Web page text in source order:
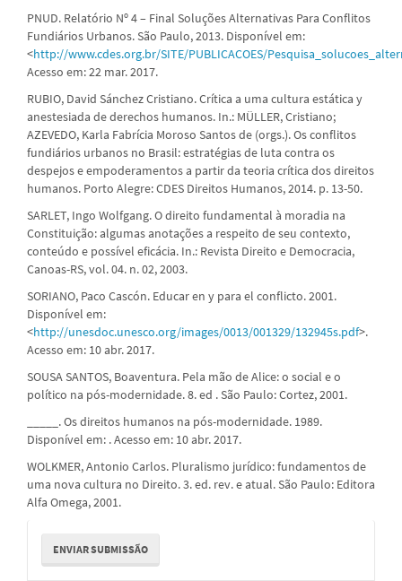
PNUD. Relatório Nº 4 – Final Soluções Alternativas Para Conflitos
Fundiários Urbanos. São Paulo, 2013. Disponível em:
<http://www.cdes.org.br/SITE/PUBLICACOES/
Acesso em: 22 mar. 2017.
RUBIO, David Sánchez Cristiano. Crítica a uma cultura estática y
anestesiada de derechos humanos. In.: MÜLLER, Cristiano;
AZEVEDO, Karla Fabrícia Moroso Santos de (orgs.). Os conflitos
fundiários urbanos no Brasil: estratégias de luta contra os
despejos e empoderamentos a partir da teoria crítica dos direitos
humanos. Porto Alegre: CDES Direitos Humanos, 2014. p. 13-50.
SARLET, Ingo Wolfgang. O direito fundamental à moradia na
Constituição: algumas anotações a respeito de seu contexto,
conteúdo e possível eficácia. In.: Revista Direito e Democracia,
Canoas-RS, vol. 04. n. 02, 2003.
SORIANO, Paco Cascón. Educar en y para el conflicto. 2001.
Disponível em:
<http://unesdoc.unesco.org/images/0013/001329/132945s.pdf>.
Acesso em: 10 abr. 2017.
SOUSA SANTOS, Boaventura. Pela mão de Alice: o social e o
político na pós-modernidade. 8. ed . São Paulo: Cortez, 2001.
_____. Os direitos humanos na pós-modernidade. 1989.
Disponível em: . Acesso em: 10 abr. 2017.
WOLKMER, Antonio Carlos. Pluralismo jurídico: fundamentos de
uma nova cultura no Direito. 3. ed. rev. e atual. São Paulo: Editora
Alfa Omega, 2001.
Enviar
Submissão
ENVIAR SUBMISSÃO